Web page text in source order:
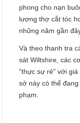
phong cho nạn
lượng thợ cắt tóc
những năm gần
Và theo thanh tra
sát Wiltshire, các
"thực sự rẻ" với
sở này có thể
phạm.